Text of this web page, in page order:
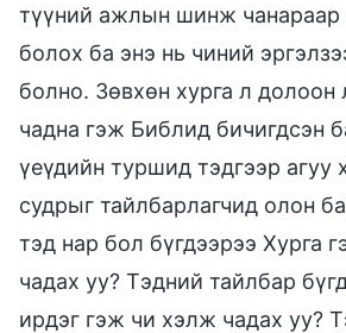
түүний ажлын шинж чанараар
болох ба энэ нь чиний
болно. Зөвхөн хурга л долоон
чадна гэж Библид бичигдсэн
үеүдийн туршид тэдгээр агуу
судрыг тайлбарлагчид олон
тэд нар бол бүгдээрээ Хурга
чадах уу? Тэдний тайлбар
ирдэг гэж чи хэлж чадах уу?